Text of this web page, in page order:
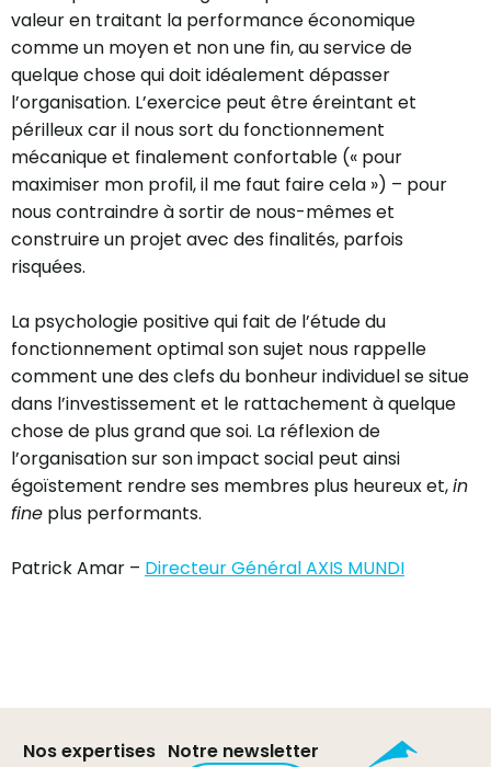
valeur en traitant la performance économique
comme un moyen et non une fin, au service de
quelque chose qui doit idéalement dépasser
l’organisation. L’exercice peut être éreintant et
périlleux car il nous sort du fonctionnement
mécanique et finalement confortable (« pour
maximiser mon profil, il me faut faire cela ») – pour
nous contraindre à sortir de nous-mêmes et
construire un projet avec des finalités, parfois
risquées.
La psychologie positive qui fait de l’étude du
fonctionnement optimal son sujet nous rappelle
comment une des clefs du bonheur individuel se situe
dans l’investissement et le rattachement à quelque
chose de plus grand que soi. La réflexion de
l’organisation sur son impact social peut ainsi
égoïstement rendre ses membres plus heureux et,in
fine plus performants.
Patrick Amar – Directeur Général AXIS MUNDI
Nos expertises Notre newsletter